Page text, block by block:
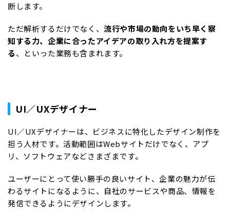
断します。
ただ解析するだけでなく、流行や市場の動向をいち早く察
知する力、企業に合ったアイデアの取り入れ方を提案す
る、といった業務も含まれます。
UI／UXデザイナー
UI／UXデザイナーは、ビジネスに特化したデザイン制作を
担う人材です。活動範囲はWebサイトだけでなく、アプ
リ、ソフトウェアなどさまざまです。
ユーザーにとって使い勝手の良いサイト、企業の魅力が伝
わるサイトになるように、自社のサービスや商品、情報を
発信できるようにデザインします。